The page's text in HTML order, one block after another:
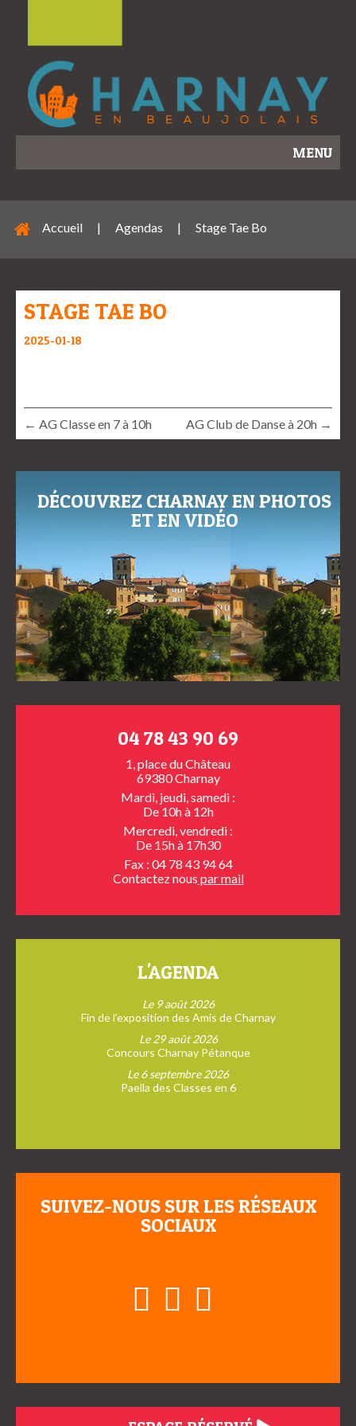
MENU
Accueil | Agendas | Stage Tae Bo
STAGE TAE BO
2025-01-18
← AG Classe en 7 à 10h AG Club de Danse à 20h →
DÉCOUVREZ CHARNAY EN PHOTOS
ET EN VIDÉO
04 78 43 90 69
1, place du Château
69380 Charnay
Mardi, jeudi, samedi :
De 10h à 12h
Mercredi, vendredi :
De 15h à 17h30
Fax : 04 78 43 94 64
Contactez nous par mail
L'AGENDA
Le 9 août 2026
Fin de l’exposition des Amis de Charnay
Le 29 août 2026
Concours Charnay Pétanque
Le 6 septembre 2026
Paella des Classes en 6
SUIVEZ-NOUS SUR LES RÉSEAUX
SOCIAUX